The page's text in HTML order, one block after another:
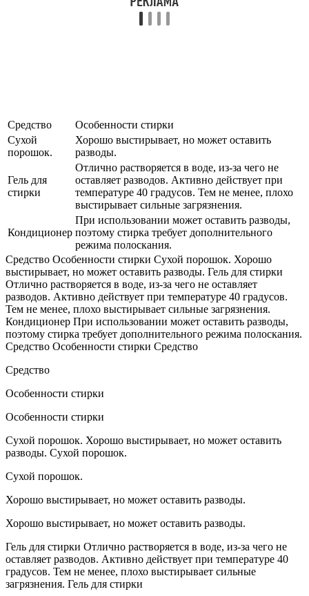
Средство
Особенности стирки
Сухой
порошок.
Хорошо выстирывает, но может оставить
разводы.
Гель для
стирки
Отлично растворяется в воде, из-за чего не
оставляет разводов. Активно действует при
температуре 40 градусов. Тем не менее, плохо
выстирывает сильные загрязнения.
Кондиционер
При использовании может оставить разводы,
поэтому стирка требует дополнительного
режима полоскания.
Средство Особенности стирки Сухой порошок. Хорошо
выстирывает, но может оставить разводы. Гель для стирки
Отлично растворяется в воде, из-за чего не оставляет
разводов. Активно действует при температуре 40 градусов.
Тем не менее, плохо выстирывает сильные загрязнения.
Кондиционер При использовании может оставить разводы,
поэтому стирка требует дополнительного режима полоскания.
Средство Особенности стирки Средство
Средство
Особенности стирки
Особенности стирки
Сухой порошок. Хорошо выстирывает, но может оставить
разводы. Сухой порошок.
Сухой порошок.
Хорошо выстирывает, но может оставить разводы.
Хорошо выстирывает, но может оставить разводы.
Гель для стирки Отлично растворяется в воде, из-за чего не
оставляет разводов. Активно действует при температуре 40
градусов. Тем не менее, плохо выстирывает сильные
загрязнения. Гель для стирки